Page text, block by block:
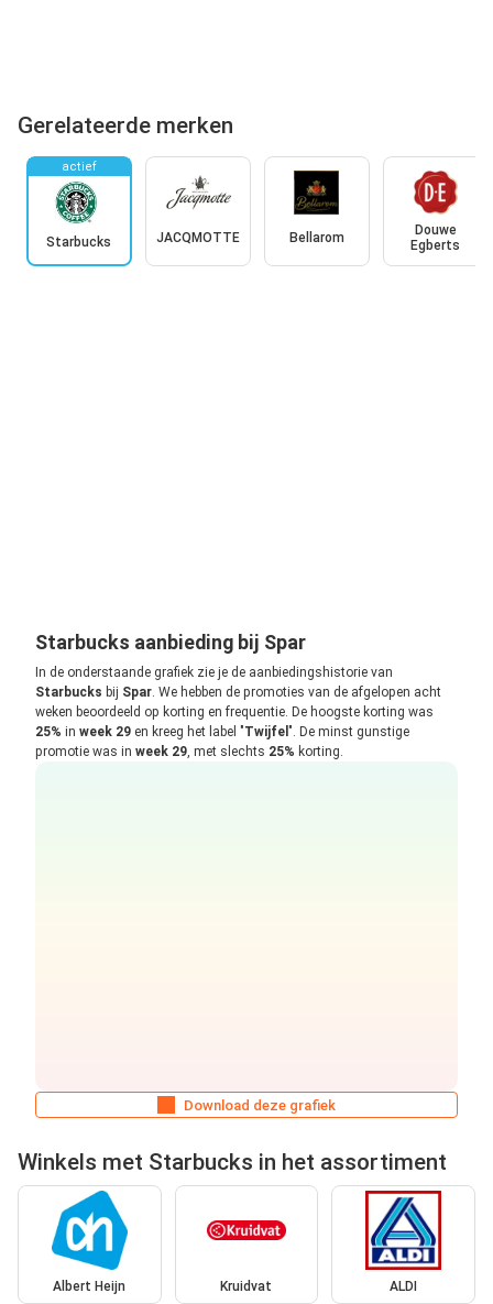
Gerelateerde merken
actief
Starbucks JACQMOTTE Bellarom
Douwe
Egberts
Starbucks aanbieding bij Spar
In de onderstaande grafiek zie je de aanbiedingshistorie van
Starbucks bij Spar. We hebben de promoties van de afgelopen acht
weken beoordeeld op korting en frequentie. De hoogste korting was
25% in week 29 en kreeg het label "Twijfel ". De minst gunstige
promotie was in week 29, met slechts 25% korting.
Download deze grafiek
Winkels met Starbucks in het assortiment
Albert Heijn Kruidvat ALDI